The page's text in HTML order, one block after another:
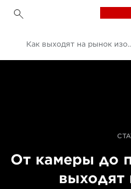
Как выходят на рынок
От камеры до
выходят